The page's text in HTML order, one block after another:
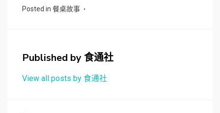
Posted in 餐桌故事
Published by食通社
View all posts by 食通社